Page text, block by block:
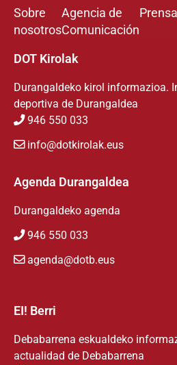
Sobre
nosotros
Agencia de
Comunicación
Prensa
DOT Kirolak
Durangaldeko kirol informazioa.
deportiva de Durangaldea
946 550 033
info@dotkirolak.eus
Agenda Durangaldea
Durangaldeko agenda
946 550 033
agenda@dotb.eus
EI! Berri
Debabarrena eskualdeko
actualidad de Debabarrena